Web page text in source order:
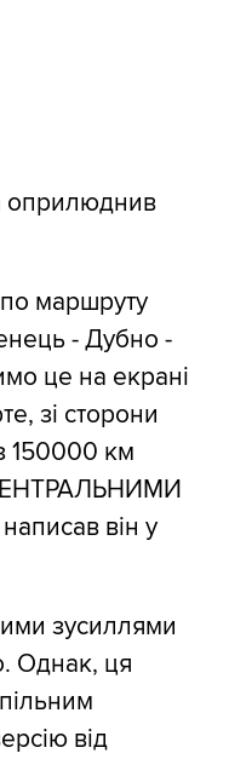
оприлюднив
по маршруту
- Дубно -
це на екрані
зі сторони
150000 км
він у
зусиллями
Однак, ця
від